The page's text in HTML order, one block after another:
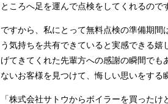
ところへ足を運んで点検をしてくれるので
ですから、私にとって無料点検の準備期
う気持ちを共有できていると実感できる
げてきてくれた先輩方への感謝の瞬間で
ないお客様を見つけて、悔しい思いをする
「株式会社サトウからボイラーを買った